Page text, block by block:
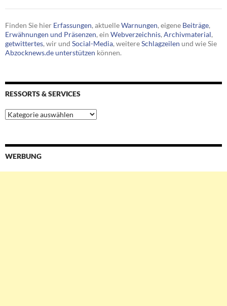
Finden Sie hier Erfassungen, aktuelleWarnungen, eigene Beiträge,
Erwähnungen und Präsenzen, ein Webverzeichnis, Archivmaterial,
getwittertes, wir und Social-Media, weitereSchlagzeilen und wie Sie
Abzocknews.de unterstützen können.
RESSORTS & SERVICES
Ressorts
&
WERBUNG